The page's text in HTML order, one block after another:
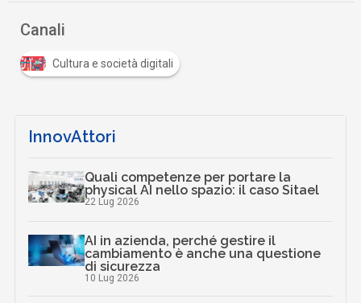
Canali
Cultura e società digitali
InnovAttori
Quali competenze per portare la
physical AI nello spazio: il caso Sitael
22 Lug 2026
AI in azienda, perché gestire il
cambiamento è anche una questione
di sicurezza
10 Lug 2026